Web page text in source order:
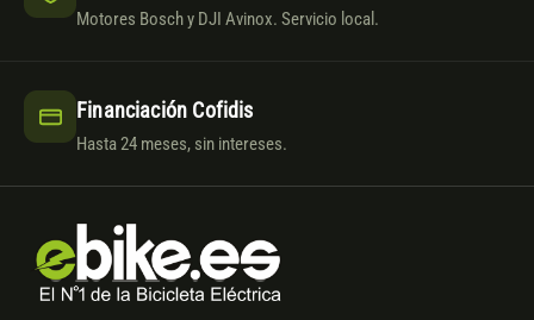
Motores Bosch y DJI Avinox. Servicio local.
Financiación Cofidis
Hasta 24 meses, sin intereses.